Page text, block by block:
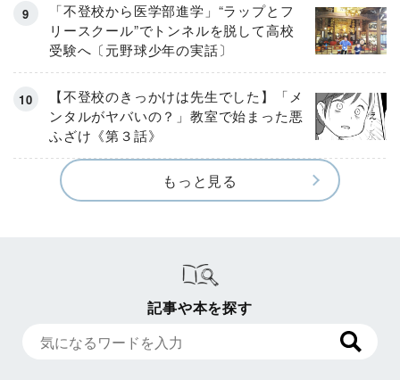
「不登校から医学部進学」“ラップとフ
リースクール”でトンネルを脱して高校
受験へ〔元野球少年の実話〕
【不登校のきっかけは先生でした】「メ
ンタルがヤバいの？」教室で始まった悪
ふざけ《第３話》
もっと見る
記事や本を探す